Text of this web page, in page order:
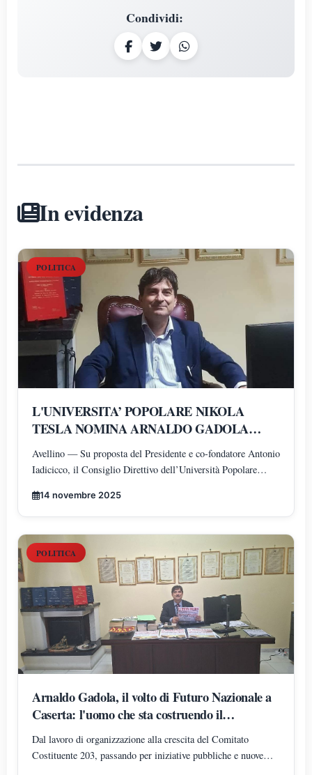
Condividi:
In evidenza
POLITICA
L'UNIVERSITA’ POPOLARE NIKOLA
TESLA NOMINA ARNALDO GADOLA
PRESIDENTE E DIRETTORE DEI
DIPARTIMENTI DI SCIENZE GIURIDICHE,
ECONOMICHE, SCIENZE POLITICHE,
PSICOLOGIA, SCIENZE UMANE,
FILOSOFIA E PEDAGOGIA
Avellino — Su proposta del Presidente e co-fondatore Antonio
Iadicicco, il Consiglio Direttivo dell’Università Popolare
articolato nei Dipartimenti di Scienze Giuridiche ed
Economiche, Scienze Politiche, Psicologia, Scienze Umane,
Filosofia e Pedagogia.
14 novembre 2025
POLITICA
Arnaldo Gadola, il volto di Futuro Nazionale a
Caserta: l'uomo che sta costruendo il
radicamento del movimento sul territorio
Dal lavoro di organizzazione alla crescita del Comitato
Costituente 203, passando per iniziative pubbliche e nuove